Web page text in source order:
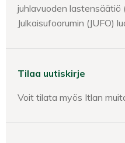
juhlavuoden lastensäätiö
Julkaisufoorumin (JUFO)
Tilaa uutiskirje
Voit tilata myös Itlan